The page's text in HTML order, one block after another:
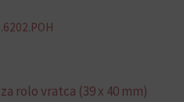
rolo vratca (39 x 40 mm)